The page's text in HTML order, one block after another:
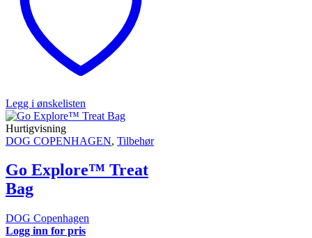
Legg i ønskelisten
Hurtigvisning
DOG COPENHAGEN, Tilbehør
Go Explore™ Treat
Bag
DOG Copenhagen
Logg inn for pris